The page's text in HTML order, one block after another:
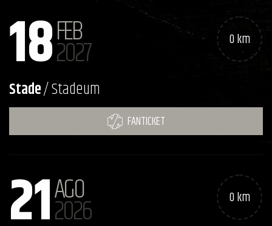
18FEB
2027 0 km
Stade/ Stadeum
FANTICKET
21AGO
2026 0 km